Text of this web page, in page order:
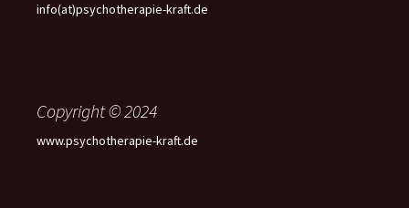
info(at)psychotherapie-kraft.de
Copyright © 2024
www.psychotherapie-kraft.de